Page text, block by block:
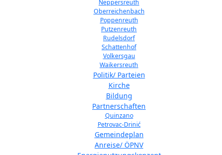
Neppersreuth
Oberreichenbach
Poppenreuth
Putzenreuth
Rudelsdorf
Schattenhof
Volkersgau
Waikersreuth
Politik/ Parteien
Kirche
Bildung
Partnerschaften
Quinzano
Petrovac-Drinić
Gemeindeplan
Anreise/ ÖPNV